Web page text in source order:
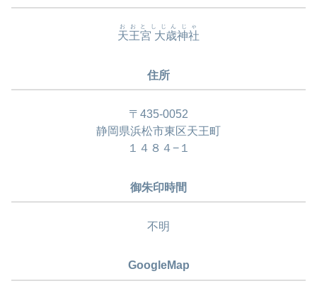
天王宮 大歳神社
おおとしじんじゃ
住所
〒435-0052
静岡県浜松市東区天王町
１４８４−１
御朱印時間
不明
GoogleMap